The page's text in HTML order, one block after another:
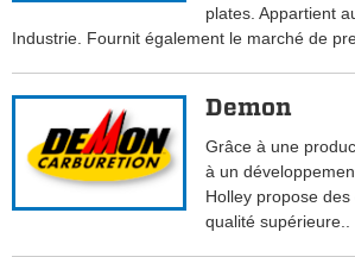
plates. Appartient
Industrie. Fournit également le marché de
Demon
Grâce à une
à un
Holley propose
qualité supérieure..